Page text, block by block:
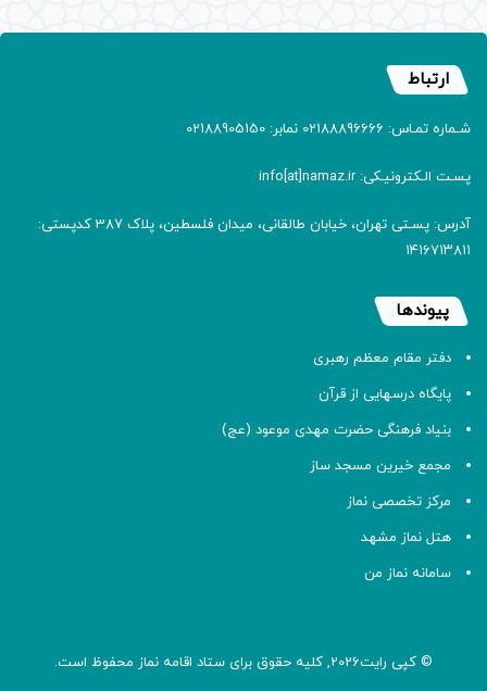
ارتباط
شـماره تمـاس: 02188896666 نمابر: 02188905150
پسـت الـکترونیـکی: info[at]namaz.ir
آدرس: پسـتی تهران، خیابان طالقانی، میدان فلسطین، پلاک 387 کدپستی:
۱۴۱۶۷۱۳۸۱۱
پیوندها
دفتر مقام معظم رهبری
پایگاه درسهایی از قرآن
بنیاد فرهنگی حضرت مهدی موعود (عج)
مجمع خیرین مسجد ساز
مرکز تخصصی نماز
هتل نماز مشهد
سامانه نماز من
© کپی رایت2026, کلیه حقوق برای ستاد اقامه نماز محفوظ است.